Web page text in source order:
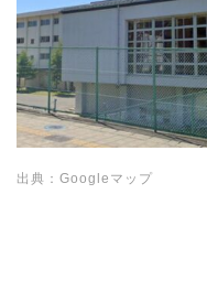
出典：Googleマップ